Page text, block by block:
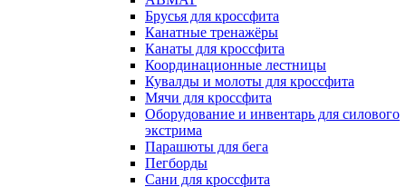
Брусья для кроссфита
Канатные тренажёры
Канаты для кроссфита
Координационные лестницы
Кувалды и молоты для кроссфита
Мячи для кроссфита
Оборудование и инвентарь для силового
экстрима
Парашюты для бега
Пегборды
Сани для кроссфита